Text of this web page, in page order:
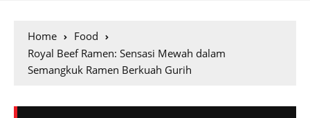
Home
Food
Royal Beef Ramen: Sensasi Mewah dalam
Semangkuk Ramen Berkuah Gurih